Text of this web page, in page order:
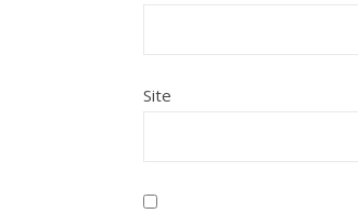
Site